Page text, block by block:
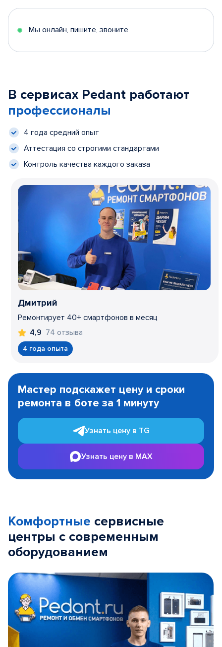
Мы онлайн, пишите, звоните
В сервисах Pedant работают
профессионалы
4 года средний опыт
Аттестация со строгими стандартами
Контроль качества каждого заказа
Дмитрий
Ремонтирует 40+ смартфонов в месяц
4,9 74 отзыва
4 года опыта
1
Мастер подскажет цену и сроки
ремонта в боте за 1 минуту
Узнать цену в TG
Узнать цену в MAX
Комфортные сервисные
центры с современным
оборудованием